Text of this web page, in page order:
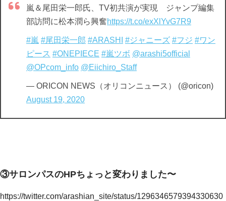
嵐＆尾田栄一郎氏、TV初共演が実現 ジャンプ編集
部訪問に松本潤ら興奮https://t.co/exXlYvG7R9
#嵐 #尾田栄一郎 #ARASHI #ジャニーズ #フジ #ワン
ピース #ONEPIECE #嵐ツボ @arashi5official
@OPcom_info @Eiichiro_Staff
— ORICON NEWS（オリコンニュース） (@oricon)
August 19, 2020
③サロンパスのHPちょっと変わりました〜
https://twitter.com/arashian_site/status/1296346579394330630